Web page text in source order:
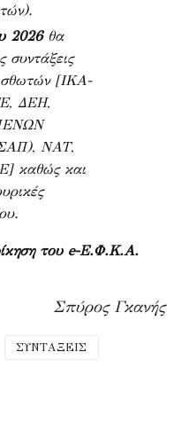
2026 θα
συντάξεις
[ΙΚΑ-
ΔΕΗ,
ΝΑΤ,
καθώς και
τουe-Ε.Φ.Κ.Α.
Σπύρος Γκανής
ΣΥΝΤΑΞΕΙΣ